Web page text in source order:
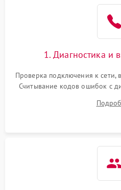
1. Диагностика и
Проверка подключения к сети,
Считывание кодов ошибок с
выявления посторонних шумов,
электронного